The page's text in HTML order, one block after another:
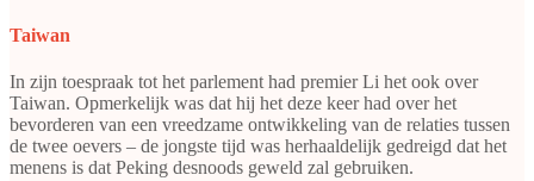
Taiwan
In zijn toespraak tot het parlement had premier Li het ook over
Taiwan. Opmerkelijk was dat hij het deze keer had over het
bevorderen van een vreedzame ontwikkeling van de relaties tussen
de twee oevers – de jongste tijd was herhaaldelijk gedreigd dat het
menens is dat Peking desnoods geweld zal gebruiken.